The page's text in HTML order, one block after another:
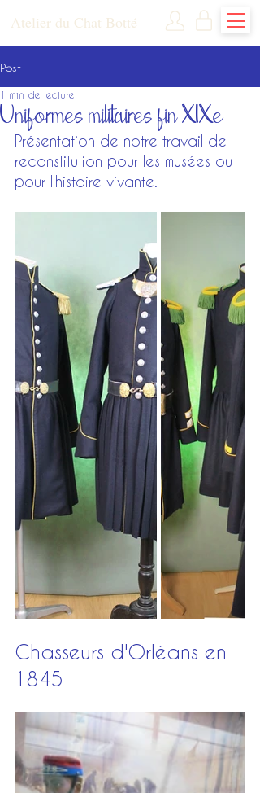
Atelier du Chat Botté
Post
Uniformes militaires fin XIXe
1 min de lecture
Présentation de notre travail de
reconstitution pour les musées ou
pour l'histoire vivante.
Chasseurs d'Orléans en
1845